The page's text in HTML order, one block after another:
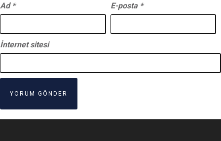
Ad * E-posta *
İnternet sitesi